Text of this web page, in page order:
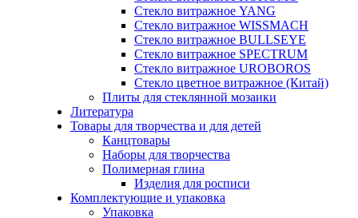
Стекло витражное YANG
Стекло витражное WISSMACH
Стекло витражное BULLSEYE
Стекло витражное SPECTRUM
Стекло витражное UROBOROS
Стекло цветное витражное (Китай)
Плиты для стеклянной мозаики
Литература
Товары для творчества и для детей
Канцтовары
Наборы для творчества
Полимерная глина
Изделия для росписи
Комплектующие и упаковка
Упаковка